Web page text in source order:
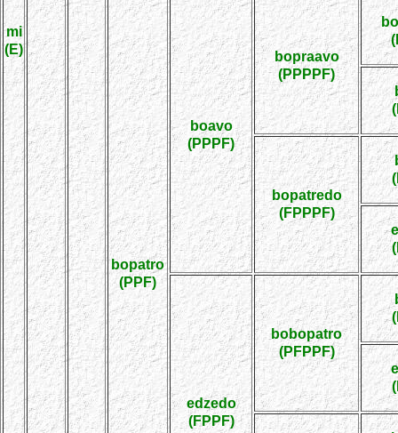
mi
(E)
bopatro
(PPF)
boavo
(PPPF)
bopraavo
(PPPPF)
bopatredo
(FPPPF)
edzedo
(FPPF)
bobopatro
(PFPPF)